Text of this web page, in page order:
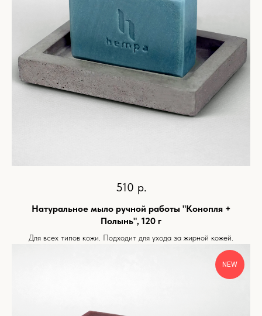
510 р.
Натуральное мыло ручной работы "Конопля +
Полынь", 120 г
Для всех типов кожи. Подходит для ухода за жирной кожей.
NEW